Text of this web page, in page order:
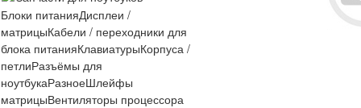
Блоки питанияДисплеи /
матрицыКабели / переходники для
блока питанияКлавиатурыКорпуса /
петлиРазъёмы для
ноутбукаРазноеШлейфы
матрицыВентиляторы процессора